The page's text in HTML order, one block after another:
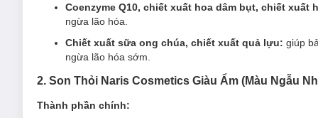
Sodium Hyaluronate
Axit aminlà các yếu tố giữ ẩm tự nhiên. Đồng thời
mướt và bóng khỏe.
Coenzyme Q10, chiết xuất hoa dâm bụt, chiết xuất
Chiết xuất sữa ong chúa, chiết xuất quả lựu
Coenzyme Q10, chiết xuất hoa dâm bụt, chiết xuất
ngừa lão hóa.
Chiết xuất sữa ong chúa, chiết xuất quả lựu: giúp
ngừa lão hóa sớm.
2. Son Thỏi Naris Cosmetics Giàu Ẩm (Màu Ngẫu
Thành phần chính: